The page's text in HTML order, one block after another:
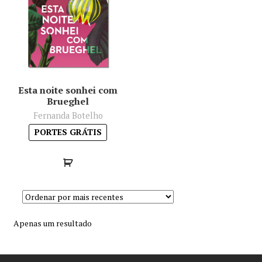
Minha conta
Política de privacidade
Mapa do site
Esta noite sonhei com
Brueghel
Fernanda Botelho
PORTES GRÁTIS
Apenas um resultado